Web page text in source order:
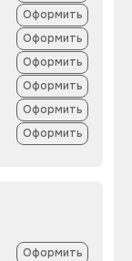
Оформить
Оформить
Оформить
Оформить
Оформить
Оформить
Оформить